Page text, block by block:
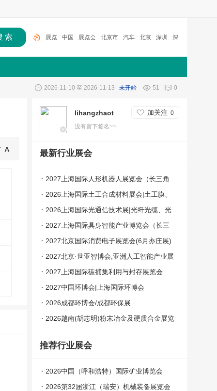
展览 中国 展览会 北京市 汽车 北京 深圳 深
圳市 2026 上海
2026-11-10 至 2026-11-13 未开始 51 0
lihangzhaot 加关注 0
没有留下签名~~
最新行业展会
2027上海国际人形机器人展览会（长三角
机器人展）
2026上海国际土工合成材料展会|土工膜、
土工布展|土工合成材料仪器、设备展览会
2026上海国际光通信技术展|光纤光缆、光
模块展|光通信设备展览会
2027上海国际具身智能产业博览会（长三
角具身智能展）
2027北京国际消费电子展览会(6月亦庄展)
2027北京·世亚智博会,亚洲人工智能产业展
览会（6月亦庄展）
2027上海国际碳捕集利用与封存展览会
2027中国环博会|上海国际环博会
2026成都环博会/成都环保展
2026越南(胡志明)粉末冶金及硬质合金展览
推荐行业展会
2026中国（呼和浩特）国际矿业博览会
2026第32届浙江（瑞安）机械装备展览会